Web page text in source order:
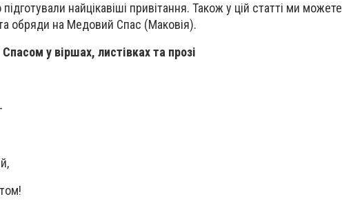
найцікавіші привітання. Також у цій статті ми можете
та обряди на Медовий Спас (Маковія).
у віршах, листівках та прозі